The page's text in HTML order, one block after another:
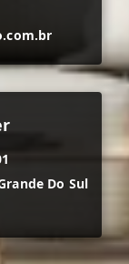
Do Sul